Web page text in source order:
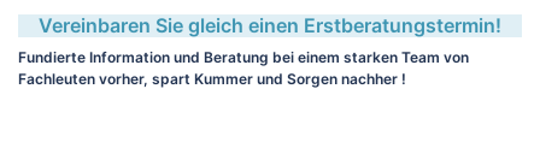
Vereinbaren Sie gleich einen Erstberatungstermin!
Fundierte Information und Beratung bei einem starken Team von
Fachleuten vorher, spart Kummer und Sorgen nachher !